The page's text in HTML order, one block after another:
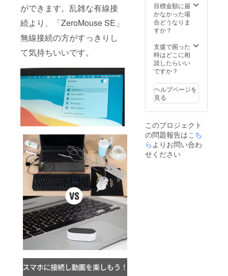
ができます。乱雑な有線接
続より、「ZeroMouse SE」
無線接続の方がすっきりし
て気持ちいいです。
目標金額に届
かなかった場
合どうなりま
すか？
支援で困った
時はどこに相
談したらいい
ですか？
ヘルプページを
見る
このプロジェクト
の問題報告はこち
ら よりお問い合わ
せください